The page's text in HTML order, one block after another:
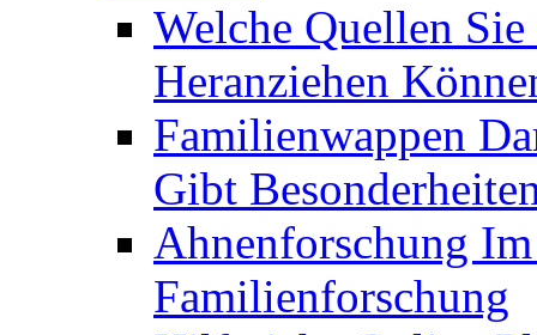
Welche Quellen
Heranziehen
Familienwappen
Gibt
Ahnenforschung
Familienforschung